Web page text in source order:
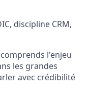
discipline CRM,
l'enjeu
les grandes
avec crédibilité